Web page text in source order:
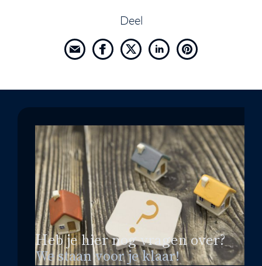
Deel
Heb je hier nog vragen over?
We staan voor je klaar!